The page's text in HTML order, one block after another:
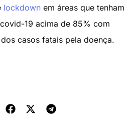
lockdown em áreas que tenham
19 acima de 85% com
casos fatais pela doença.